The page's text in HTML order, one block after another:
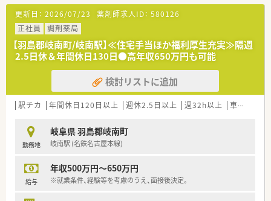
更新日： 2026/07/23 薬剤師求人ID： 580126
正社員
調剤薬局
【羽島郡岐南町/岐南駅】≪住宅手当ほか福利厚生充実≫隔週
2.5日休＆年間休日130日●高年収650万円も可能
検討リストに追加
駅チカ 年間休日120日以上 週休2.5日以上 週32h以上 車通勤可
勤務地
岐阜県 羽島郡岐南町
岐南駅 (名鉄名古屋本線)
給与
年収500万円～650万円
※就業条件、経験等を考慮のうえ、面接後決定。